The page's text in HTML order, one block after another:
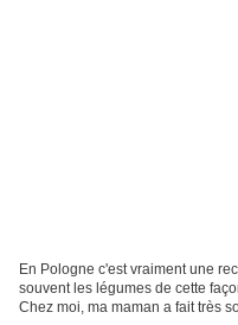
En Pologne c'est vraiment une
souvent les légumes de cette
Chez moi, ma maman a fait très